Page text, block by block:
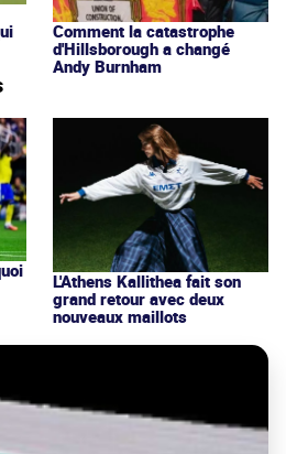
Comment la catastrophe
d'Hillsborough a changé
Andy Burnham
L'Athens Kallithea fait son
grand retour avec deux
nouveaux maillots